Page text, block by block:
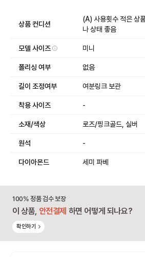
상품 컨디션
(A) 사용횟수 적은 상
나 상태 좋음
모델 사이즈 미니
폴리싱 여부 없음
길이 조정여부 여분링크 보관
착용 사이즈 -
소재/색상 로즈/핑크골드, 실버
원석 -
다이아몬드 세미 파베
100% 정품 검수 보장
이 상품, 안전결제 하면 어떻게 되나요?
확인하기